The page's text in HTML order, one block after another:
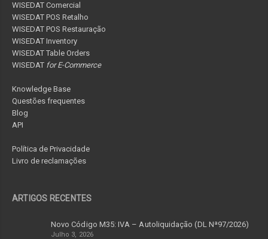
WISEDAT Comercial
WISEDAT POS Retalho
WISEDAT POS Restauração
WISEDAT Inventory
WISEDAT Table Orders
WISEDAT for E-Commerce
Knowledge Base
Questões frequentes
Blog
API
Política de Privacidade
Livro de reclamações
ARTIGOS RECENTES
Novo Código M35: IVA – Autoliquidação (DL Nª97/2026)
Julho 3, 2026